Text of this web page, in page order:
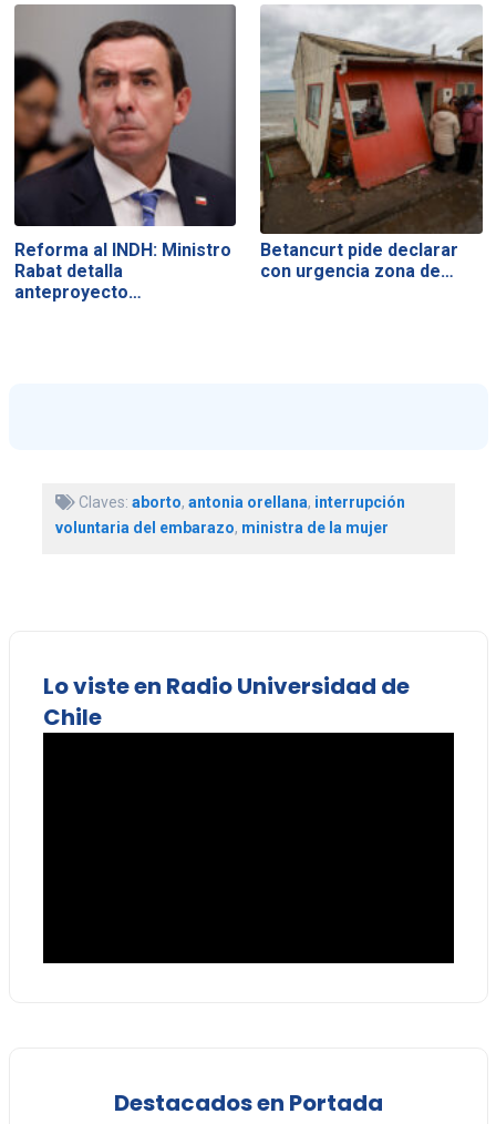
Reforma al INDH: Ministro
Rabat detalla
anteproyecto…
Betancurt pide declarar
con urgencia zona de…
Claves: aborto, antonia orellana, interrupción
voluntaria del embarazo, ministra de la mujer
Lo viste en Radio Universidad de
Chile
Destacados en Portada